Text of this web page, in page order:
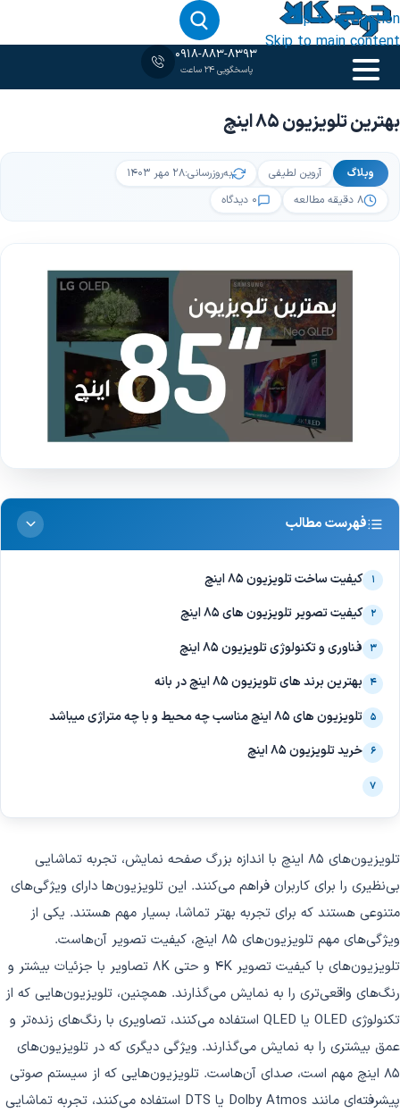
Skip to navigation
Skip to main content
0918-883-8393
پاسخگویی 24 ساعت
‹وبلاگ
بهترین تلویزیون 85 اینچ
وبلاگ آروین لطیفی به‌روزرسانی:۲۸ مهر ۱۴۰۳
۸ دقیقه مطالعه
۰ دیدگاه
فهرست مطالب
۱ کیفیت ساخت تلویزیون 85 اینچ
۲ کیفیت تصویر تلویزیون های 85 اینچ
۳ فناوری و تکنولوژی تلویزیون 85 اینچ
۴ بهترین برند های تلویزیون 85 اینچ در بانه
۵ تلویزیون های 85 اینچ مناسب چه محیط و با چه متراژی میباشد
۶ خرید تلویزیون 85 اینچ
۷
تلویزیون‌های 85 اینچ با اندازه بزرگ صفحه نمایش، تجربه تماشایی
بی‌نظیری را برای کاربران فراهم می‌کنند. این تلویزیون‌ها دارای ویژگی‌های
متنوعی هستند که برای تجربه بهتر تماشا، بسیار مهم هستند. یکی از
ویژگی‌های مهم تلویزیون‌های 85 اینچ، کیفیت تصویر آن‌هاست.
تلویزیون‌های با کیفیت تصویر 4K و حتی 8K تصاویر با جزئیات بیشتر و
رنگ‌های واقعی‌تری را به نمایش می‌گذارند. همچنین، تلویزیون‌هایی که از
تکنولوژی OLED یا QLED استفاده می‌کنند، تصاویری با رنگ‌های زنده‌تر و
عمق بیشتری را به نمایش می‌گذارند. ویژگی دیگری که در تلویزیون‌های
85 اینچ مهم است، صدای آن‌هاست. تلویزیون‌هایی که از سیستم صوتی
پیشرفته‌ای مانند Dolby Atmos یا DTS استفاده می‌کنند، تجربه تماشایی